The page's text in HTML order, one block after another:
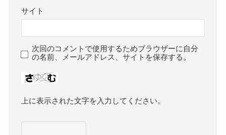
サイト
次回のコメントで使用するためブラウザーに自分
の名前、メールアドレス、サイトを保存する。
上に表示された文字を入力してください。